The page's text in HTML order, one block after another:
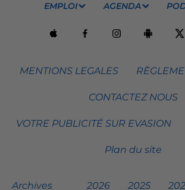
EMPLOI AGENDA
MENTIONS LEGALES
CONTACTEZ NOUS
VOTRE PUBLICITÉ SUR EVASION
Plan du site
Archives 2026 2025